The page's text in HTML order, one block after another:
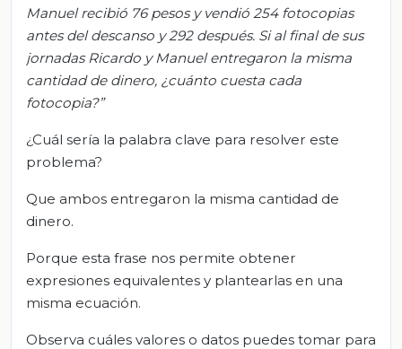
Manuel recibió 76 pesos y vendió 254 fotocopias
antes del descanso y 292 después. Si al final de sus
jornadas Ricardo y Manuel entregaron la misma
cantidad de dinero, ¿cuánto cuesta cada
fotocopia?”
¿Cuál sería la palabra clave para resolver este
problema?
Que ambos entregaron la misma cantidad de
dinero.
Porque esta frase nos permite obtener
expresiones equivalentes y plantearlas en una
misma ecuación.
Observa cuáles valores o datos puedes tomar para